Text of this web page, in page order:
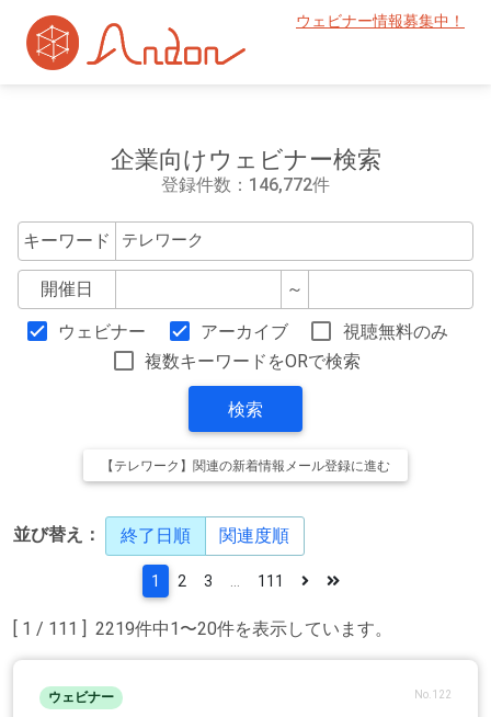
ウェビナー情報募集中！
企業向けウェビナー検索
登録件数：146,772件
キーワード
開催日 ～
ウェビナー アーカイブ
視聴無料のみ
複数キーワードをORで検索
検索
【テレワーク】関連の新着情報メール登録に進む
並び替え： 終了日順 関連度順
[ 1 / 111 ] 2219件中1〜20件を表示しています。
1 2 3 111
ウェビナー No.122